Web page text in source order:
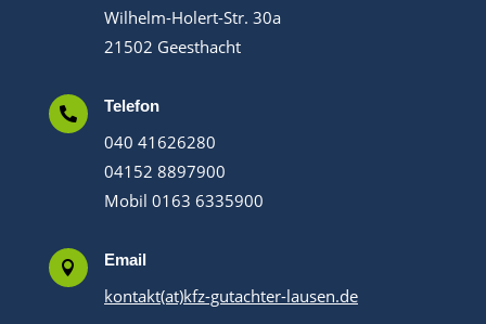
Wilhelm-Holert-Str. 30a
21502 Geesthacht
 Telefon
040 41626280
04152 8897900
Mobil 0163 6335900
 Email
kontakt(at)kfz-gutachter-lausen.de